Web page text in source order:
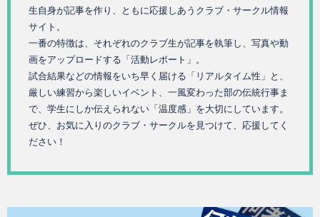
生自身が記事を作り、ともに応援しあうクラブ・サークル情報
サイト。
一番の特徴は、それぞれのクラブ生が記事を執筆し、写真や動
画をアップロードする「活動レポート」。
試合結果などの情報をいち早く届ける「リアルタイム性」と、
厳しい練習から楽しいイベント、一風変わった部の伝統行事ま
で、学生にしか伝えられない「温度感」を大切にしています。
ぜひ、お気に入りのクラブ・サークルを見つけて、応援してく
ださい！